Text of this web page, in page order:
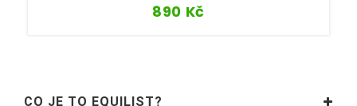
890 Kč
CO JE TO EQUILIST?